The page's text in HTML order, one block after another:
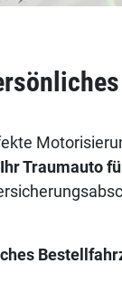
Traumauto